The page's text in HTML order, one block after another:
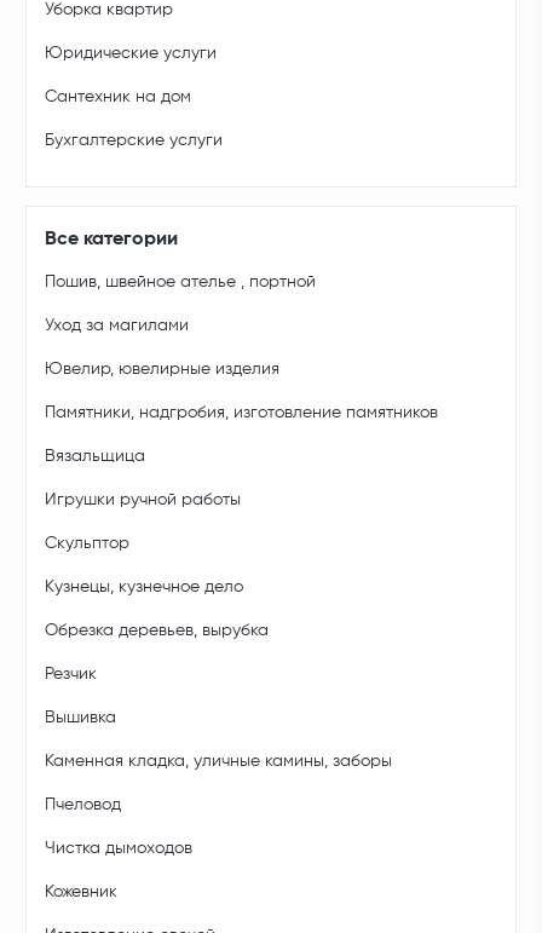
Уборка квартир
Юридические услуги
Сантехник на дом
Бухгалтерские услуги
Все категории
Пошив, швейное ателье , портной
Уход за магилами
Ювелир, ювелирные изделия
Памятники, надгробия, изготовление памятников
Вязальщица
Игрушки ручной работы
Скульптор
Кузнецы, кузнечное дело
Обрезка деревьев, вырубка
Резчик
Вышивка
Каменная кладка, уличные камины, заборы
Пчеловод
Чистка дымоходов
Кожевник